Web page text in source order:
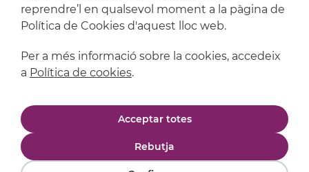
Política de privacitat
reprendre’l en qualsevol moment a la pàgina de
Política de Cookies d'aquest lloc web.
Per a més informació sobre la cookies, accedeix
a Política de cookies.
Acceptar totes
Rebutja